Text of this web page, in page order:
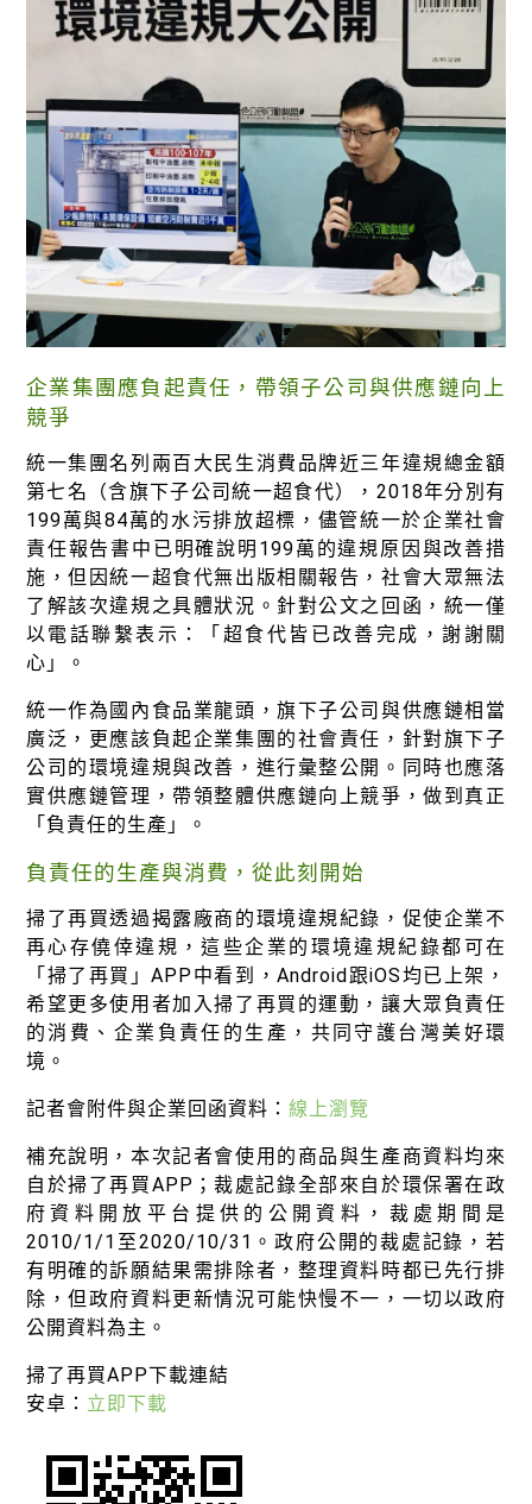
企業集團應負起責任，帶領子公司與供應鏈向上
競爭
統一集團名列兩百大民生消費品牌近三年違規總金額
第七名（含旗下子公司統一超食代），2018年分別有
199萬與84萬的水污排放超標，儘管統一於企業社會
責任報告書中已明確說明199萬的違規原因與改善措
施，但因統一超食代無出版相關報告，社會大眾無法
了解該次違規之具體狀況。針對公文之回函，統一僅
以電話聯繫表示：「超食代皆已改善完成，謝謝關
心」。
統一作為國內食品業龍頭，旗下子公司與供應鏈相當
廣泛，更應該負起企業集團的社會責任，針對旗下子
公司的環境違規與改善，進行彙整公開。同時也應落
實供應鏈管理，帶領整體供應鏈向上競爭，做到真正
「負責任的生產」。
負責任的生產與消費，從此刻開始
掃了再買透過揭露廠商的環境違規紀錄，促使企業不
再心存僥倖違規，這些企業的環境違規紀錄都可在
「掃了再買」APP中看到，Android跟iOS均已上架，
希望更多使用者加入掃了再買的運動，讓大眾負責任
的消費、企業負責任的生產，共同守護台灣美好環
境。
記者會附件與企業回函資料： 線上瀏覽
補充說明，本次記者會使用的商品與生產商資料均來
自於掃了再買APP；裁處記錄全部來自於環保署在政
府資料開放平台提供的公開資料，裁處期間是
2010/1/1至2020/10/31。政府公開的裁處記錄，若
有明確的訴願結果需排除者，整理資料時都已先行排
除，但政府資料更新情況可能快慢不一，一切以政府
公開資料為主。
掃了再買APP下載連結
安卓： 立即下載